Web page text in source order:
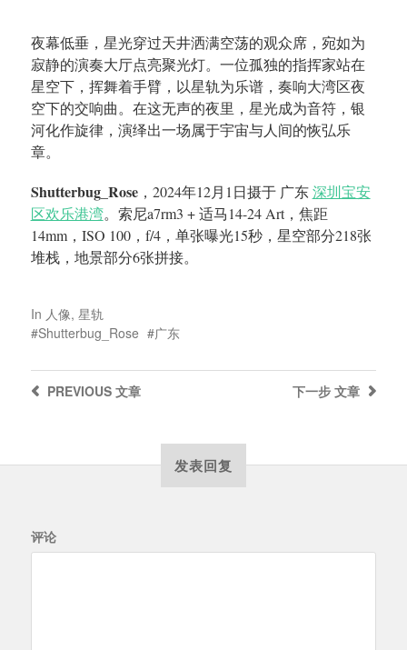
夜幕低垂，星光穿过天井洒满空荡的观众席，宛如为
寂静的演奏大厅点亮聚光灯。一位孤独的指挥家站在
星空下，挥舞着手臂，以星轨为乐谱，奏响大湾区夜
空下的交响曲。在这无声的夜里，星光成为音符，银
河化作旋律，演绎出一场属于宇宙与人间的恢弘乐
章。
Shutterbug_Rose，2024年12月1日摄于 广东深圳宝安
区欢乐港湾。索尼a7rm3 + 适马14-24 Art，焦距
14mm，ISO 100，f/4，单张曝光15秒，星空部分218张
堆栈，地景部分6张拼接。
In 人像, 星轨
Shutterbug_Rose
广东
下一步 文章
PREVIOUS文章
发表回复
评论